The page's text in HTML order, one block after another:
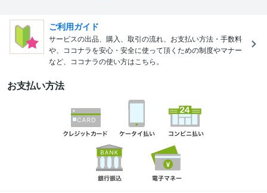
ご利用ガイド
サービスの出品、購入、取引の流れ、お支払い方法・手数料
や、ココナラを安心・安全に使って頂くための制度やマナー
など、ココナラの使い方はこちら。
お支払い方法